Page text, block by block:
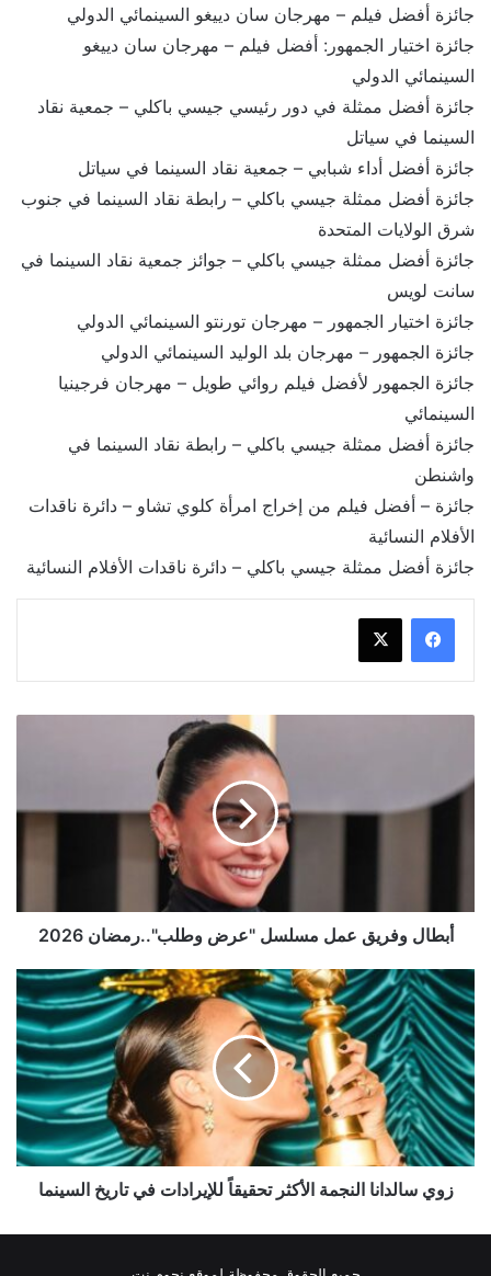
جائزة أفضل فيلم – مهرجان سان دييغو السينمائي الدولي
جائزة اختيار الجمهور: أفضل فيلم – مهرجان سان دييغو
السينمائي الدولي
جائزة أفضل ممثلة في دور رئيسي جيسي باكلي – جمعية نقاد
السينما في سياتل
جائزة أفضل أداء شبابي – جمعية نقاد السينما في سياتل
جائزة أفضل ممثلة جيسي باكلي – رابطة نقاد السينما في جنوب
شرق الولايات المتحدة
جائزة أفضل ممثلة جيسي باكلي – جوائز جمعية نقاد السينما في
سانت لويس
جائزة اختيار الجمهور – مهرجان تورنتو السينمائي الدولي
جائزة الجمهور – مهرجان بلد الوليد السينمائي الدولي
جائزة الجمهور لأفضل فيلم روائي طويل – مهرجان فرجينيا
السينمائي
جائزة أفضل ممثلة جيسي باكلي – رابطة نقاد السينما في
واشنطن
جائزة – أفضل فيلم من إخراج امرأة كلوي تشاو – دائرة ناقدات
الأفلام النسائية
جائزة أفضل ممثلة جيسي باكلي – دائرة ناقدات الأفلام النسائية
مسلسل
أبطال وفريق عمل مسلسل "عرض وطلب"..رمضان 2026
زوي
سالدانا
النجمة
الأكثر
تحقيقاً
للإيرادات
في
تاريخ
السينما
زوي سالدانا النجمة الأكثر تحقيقاً للإيرادات في تاريخ السينما